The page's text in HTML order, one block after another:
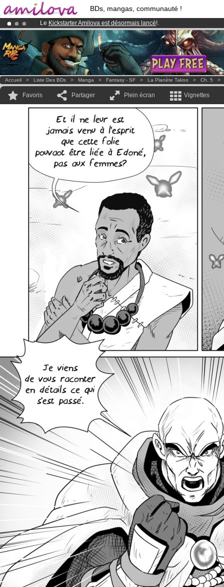
BDs, mangas, communauté !
Le Kickstarter Amilova est désormais lancé!.
Déjà 100000membreset 1000BDs & Mangas!
Abonnement premium: à partir de
3.95 eurospar mois !Clique ici
Accueil > Liste Des BDs > Manga > Fantasy - SF > La Planète Takoo > Ch. 5
Favoris Partager Plein écran Vignettes